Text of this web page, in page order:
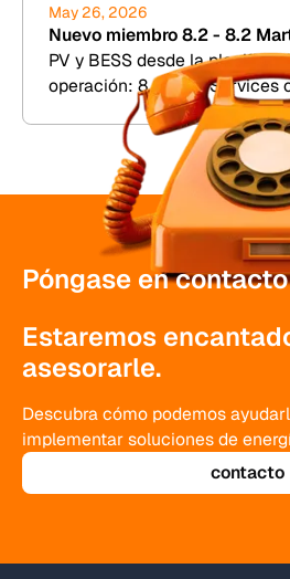
May 26, 2026
Nuevo miembro 8.2 - 8.2
PV y BESS desde la
operación: 8.2 Mart Services
simulación de rendimiento y
Póngase en
Estaremos
asesorarle.
Descubra cómo podemos
implementar soluciones de
contacto